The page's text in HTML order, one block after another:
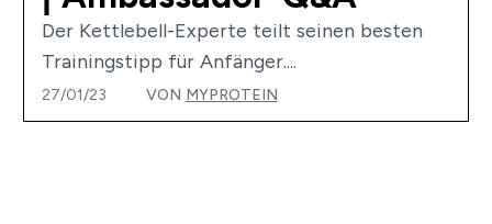
Der Kettlebell-Experte teilt seinen besten
Trainingstipp für Anfänger....
27/01/23 VON MYPROTEIN